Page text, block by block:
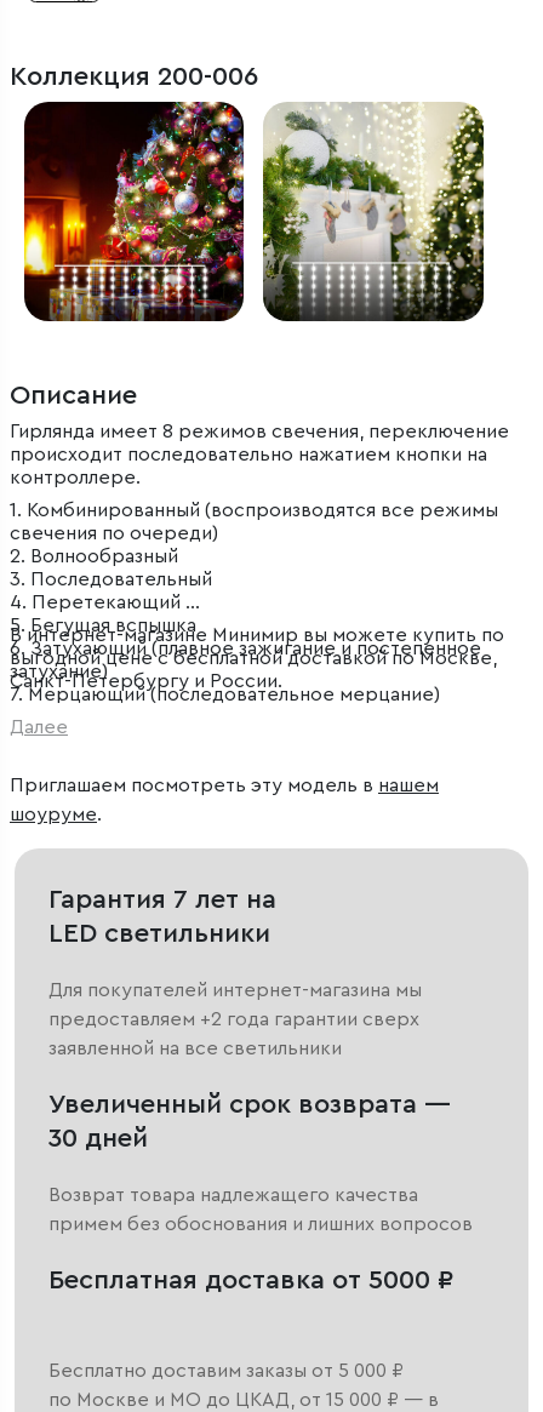
Коллекция 200-006
Описание
Гирлянда имеет 8 режимов свечения, переключение
происходит последовательно нажатием кнопки на
контроллере.
1. Комбинированный (воспроизводятся все режимы
свечения по очереди)
2. Волнообразный
3. Последовательный
4. Перетекающий
5. Бегущая вспышка
6. Затухающий (плавное зажигание и постепенное
затухание)
7. Мерцающий (последовательное мерцание)
8. Постоянный (статичное свечение)
В интернет-магазине Минимир вы можете купить по
выгодной цене с бесплатной доставкой по Москве,
Санкт-Петербургу и России.
Далее
Приглашаем посмотреть эту модель в нашем
шоуруме.
Гарантия 7 лет на
LED светильники
Для покупателей интернет-магазина мы
предоставляем +2 года гарантии сверх
заявленной на все светильники
Увеличенный срок возврата —
30 дней
Возврат товара надлежащего качества
примем без обоснования и лишних вопросов
Бесплатная доставка от 5000 ₽
Бесплатно доставим заказы от 5 000 ₽
по Москве и МО до ЦКАД, от 15 000 ₽ — в